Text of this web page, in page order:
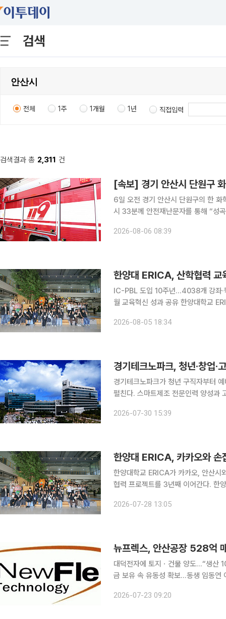
검색
전체 1주 1개월 1년 직접입력
검색결과 총 2,311 건
[속보] 경기 안산시 단원구
6일 오전 경기 안산시 단원구의 한 화학물질 취
시 33분께 안전재난문자를 통해 “성
2026-08-06 08:39
IC-PBL 도입 10주년…4038개 강좌·
월 교육혁신 성과 공유 한양대학교 ERICA가 산업체와 지역사회가 함께 실제 현장의 문제를 해결하
다. 지난 10년간 1028개 산업
2026-08-05 18:34
경기테크노파크, 청년·창업
경기테크노파크가 청년 구직자부터
펼친다. 스마트제조 전문인력 양성과
력육성사업' 수도권 권역 사업단으로
2026-07-30 15:39
한양대 ERICA, 카카오와 손
한양대학교 ERICA가 카카오, 안산시
협력 프로젝트를 3년째 이어간다. 한양대학교 ERICA는 이달 21일부터 24일까지 카카오 데이터센
올해로 3회째를 맞은 이번 캠프는 한
2026-07-28 13:05
뉴프렉스, 안산공장 528억
대덕전자에 토지ㆍ건물 양도…“생산
금 보유 속 유동성 확보…동생 임동연 이사회 합
을 확보한다. 5월 창업주 임우현 회장
2026-07-23 09:20